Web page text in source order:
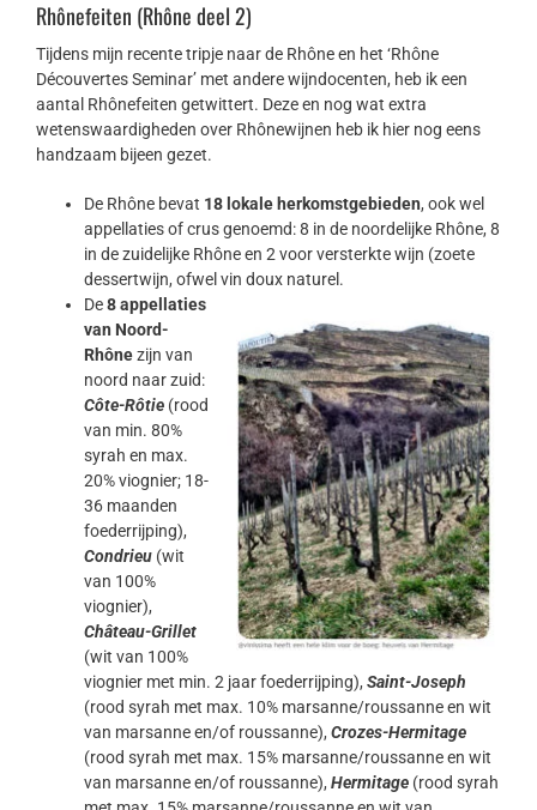
Rhônefeiten (Rhône deel 2)
Tijdens mijn recente tripje naar de Rhône en het ‘Rhône
Découvertes Seminar’ met andere wijndocenten, heb ik een
aantal Rhônefeiten getwittert. Deze en nog wat extra
wetenswaardigheden over Rhônewijnen heb ik hier nog eens
handzaam bijeen gezet.
De Rhône bevat 18 lokale herkomstgebieden, ook wel
appellaties of crus genoemd: 8 in de noordelijke Rhône, 8
in de zuidelijke Rhône en 2 voor versterkte wijn (zoete
dessertwijn, ofwel vin doux naturel.
De8 appellaties
van Noord-
Rhônezijn van
noord naar zuid:
Côte-Rôtie (rood
van min. 80%
syrah en max.
20% viognier; 18-
36 maanden
foederrijping),
Condrieu (wit
van 100%
viognier),
Château-Grillet
(wit van 100%
viognier met min. 2 jaar foederrijping), Saint-Joseph
(rood syrah met max. 10% marsanne/roussanne en wit
van marsanne en/of roussanne), Crozes-Hermitage
(rood syrah met max. 15% marsanne/roussanne en wit
van marsanne en/of roussanne), Hermitage (rood syrah